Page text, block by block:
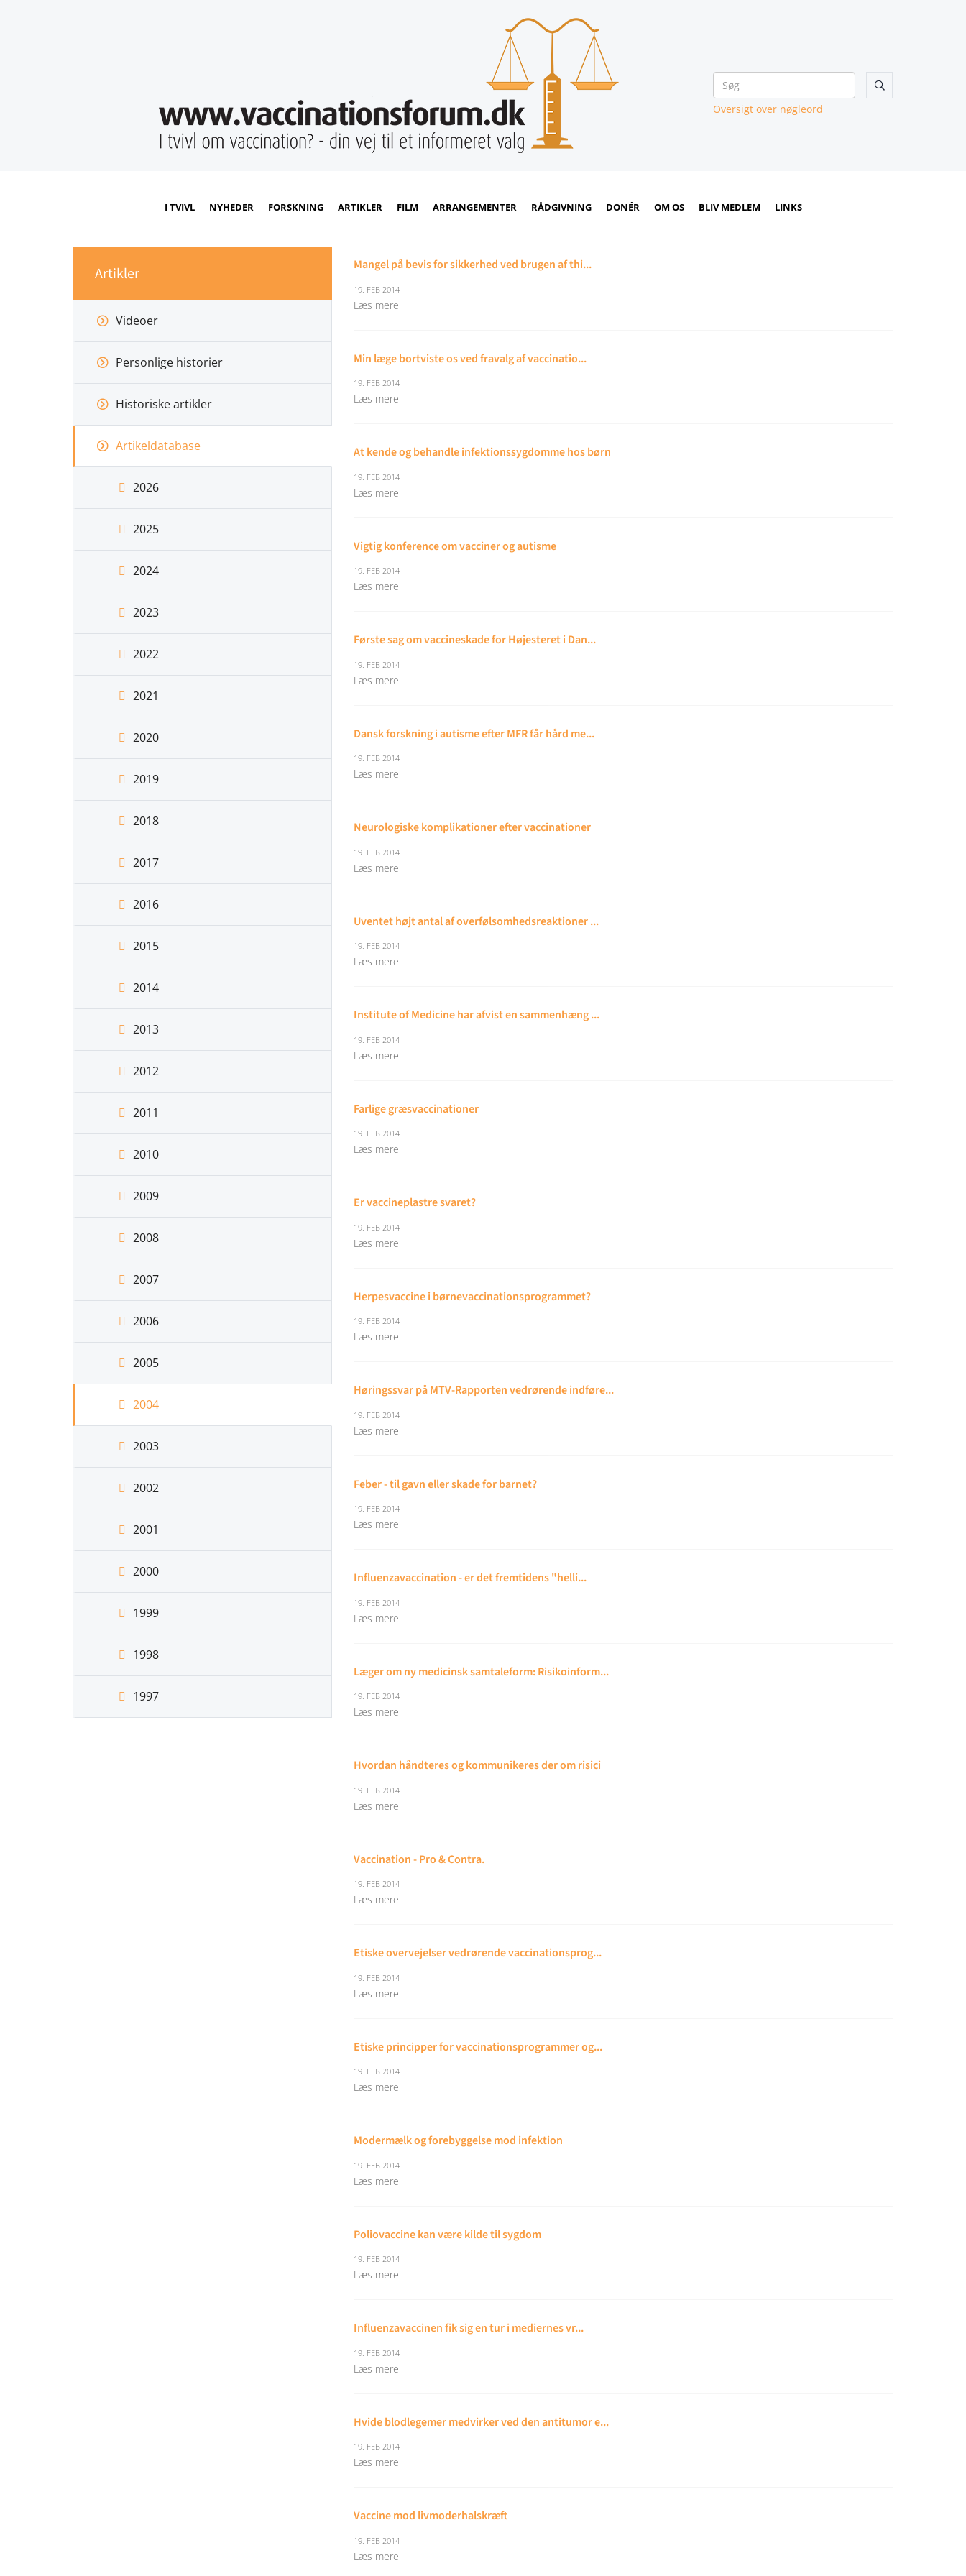

Oversigt over nøgleord
I TVIVL NYHEDER FORSKNING ARTIKLER FILM ARRANGEMENTER RÅDGIVNING DONÉR OM OS BLIV MEDLEM LINKS
Artikler
Videoer
Personlige historier
Historiske artikler
Artikeldatabase
2026
2025
2024
2023
2022
2021
2020
2019
2018
2017
2016
2015
2014
2013
2012
2011
2010
2009
2008
2007
2006
2005
2004
2003
2002
2001
2000
1999
1998
1997
Mangel på bevis for sikkerhed ved brugen af thi...
19. FEB 2014
Læs mere
Min læge bortviste os ved fravalg af vaccinatio...
19. FEB 2014
Læs mere
At kende og behandle infektionssygdomme hos børn
19. FEB 2014
Læs mere
Vigtig konference om vacciner og autisme
19. FEB 2014
Læs mere
Første sag om vaccineskade for Højesteret i Dan...
19. FEB 2014
Læs mere
Dansk forskning i autisme efter MFR får hård me...
19. FEB 2014
Læs mere
Neurologiske komplikationer efter vaccinationer
19. FEB 2014
Læs mere
Uventet højt antal af overfølsomhedsreaktioner ...
19. FEB 2014
Læs mere
Institute of Medicine har afvist en sammenhæng ...
19. FEB 2014
Læs mere
Farlige græsvaccinationer
19. FEB 2014
Læs mere
Er vaccineplastre svaret?
19. FEB 2014
Læs mere
Herpesvaccine i børnevaccinationsprogrammet?
19. FEB 2014
Læs mere
Høringssvar på MTV-Rapporten vedrørende indføre...
19. FEB 2014
Læs mere
Feber - til gavn eller skade for barnet?
19. FEB 2014
Læs mere
Influenzavaccination - er det fremtidens "helli...
19. FEB 2014
Læs mere
Læger om ny medicinsk samtaleform: Risikoinform...
19. FEB 2014
Læs mere
Hvordan håndteres og kommunikeres der om risici
19. FEB 2014
Læs mere
Vaccination - Pro & Contra.
19. FEB 2014
Læs mere
Etiske overvejelser vedrørende vaccinationsprog...
19. FEB 2014
Læs mere
Etiske principper for vaccinationsprogrammer og...
19. FEB 2014
Læs mere
Modermælk og forebyggelse mod infektion
19. FEB 2014
Læs mere
Poliovaccine kan være kilde til sygdom
19. FEB 2014
Læs mere
Influenzavaccinen fik sig en tur i mediernes vr...
19. FEB 2014
Læs mere
Hvide blodlegemer medvirker ved den antitumor e...
19. FEB 2014
Læs mere
Vaccine mod livmoderhalskræft
19. FEB 2014
Læs mere